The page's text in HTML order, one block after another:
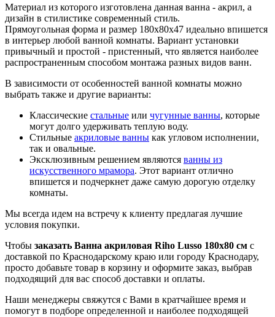
представленный в нашем интернет-магазине Плитка-
Сантехника в разделеАкриловые ванны
Rihoиз коллекцииLusso.
Материал из которого изготовлена данная ванна - акрил, а
дизайн в стилистике современный стиль.
в интерьер любой ванной комнаты. Вариант установки
привычный и простой - пристенный, что является наиболее
В зависимости от особенностей ванной комнаты можно
выбрать также и другие варианты:
Классическиестальныеиличугунные ванны, которые
могут долго удерживать теплую воду.
Стильныеакриловые ванныкак угловом исполнении,
так и овальные.
искусственного мрамора. Этот вариант отлично
впишется и подчеркнет даже самую дорогую отделку
Мы всегда идем на встречу к клиенту предлагая лучшие
условия покупки.
доставкой по Краснодарскому краю или городу Краснодару,
просто добавьте товар в корзину и оформите заказ, выбрав